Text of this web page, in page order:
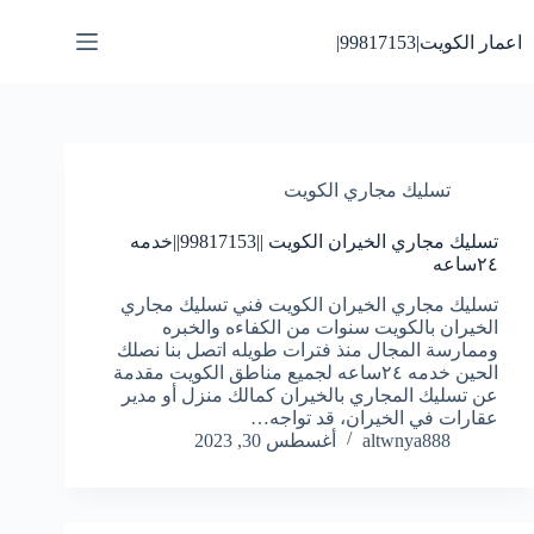
إلى
المحتوى
اعمار الكويت|99817153|
تسليك مجاري الكويت
تسليك مجاري الخيران الكويت ||99817153||خدمه
٢٤ساعه
تسليك مجاري الخيران الكويت فني تسليك مجاري
الخيران بالكويت سنوات من الكفاءه والخبره
وممارسة المجال منذ فترات طويله اتصل بنا نصلك
الحين خدمه ٢٤ساعه لجميع مناطق الكويت مقدمة
عن تسليك المجاري بالخيران كمالك منزل أو مدير
عقارات في الخيران، قد تواجه…
altwnya888
أغسطس 30, 2023